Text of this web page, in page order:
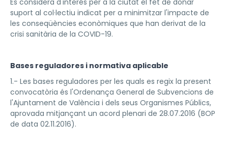
Es considera d'interés per a la ciutat el fet de donar
suport al col·lectiu indicat per a minimitzar l'impacte de
les conseqüències econòmiques que han derivat de la
crisi sanitària de la COVID-19.
Bases reguladores i normativa aplicable
1.- Les bases reguladores per les quals es regix la present
convocatòria és l'Ordenança General de Subvencions de
l'Ajuntament de València i dels seus Organismes Públics,
aprovada mitjançant un acord plenari de 28.07.2016 (BOP
de data 02.11.2016).